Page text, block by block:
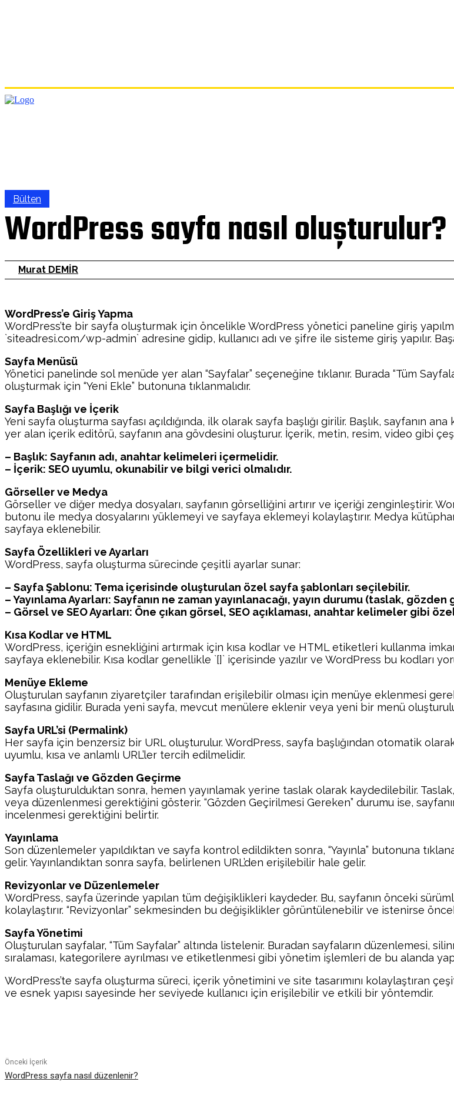
Bülten
WordPress sayfa nasıl oluşturulur?
Murat DEMİR
WordPress’e Giriş Yapma
WordPress’te bir sayfa oluşturmak için öncelikle WordPress yönetici paneline giriş
`siteadresi.com/wp-admin` adresine gidip, kullanıcı adı ve şifre ile sisteme giriş yapılır.
Sayfa Menüsü
Yönetici panelinde sol menüde yer alan “Sayfalar” seçeneğine tıklanır. Burada “Tüm
oluşturmak için “Yeni Ekle” butonuna tıklanmalıdır.
Sayfa Başlığı ve İçerik
Yeni sayfa oluşturma sayfası açıldığında, ilk olarak sayfa başlığı girilir. Başlık, sayfanın
yer alan içerik editörü, sayfanın ana gövdesini oluşturur. İçerik, metin, resim, video gibi
– Başlık: Sayfanın adı, anahtar kelimeleri içermelidir.
– İçerik: SEO uyumlu, okunabilir ve bilgi verici olmalıdır.
Görseller ve Medya
Görseller ve diğer medya dosyaları, sayfanın görselliğini artırır ve içeriği zenginleştirir.
butonu ile medya dosyalarını yüklemeyi ve sayfaya eklemeyi kolaylaştırır. Medya
sayfaya eklenebilir.
Sayfa Özellikleri ve Ayarları
WordPress, sayfa oluşturma sürecinde çeşitli ayarlar sunar:
– Sayfa Şablonu: Tema içerisinde oluşturulan özel sayfa şablonları seçilebilir.
– Yayınlama Ayarları: Sayfanın ne zaman yayınlanacağı, yayın durumu (taslak,
– Görsel ve SEO Ayarları: Öne çıkan görsel, SEO açıklaması, anahtar kelimeler gibi
Kısa Kodlar ve HTML
WordPress, içeriğin esnekliğini artırmak için kısa kodlar ve HTML etiketleri kullanma
sayfaya eklenebilir. Kısa kodlar genellikle `[]` içerisinde yazılır ve WordPress bu kodları
Menüye Ekleme
Oluşturulan sayfanın ziyaretçiler tarafından erişilebilir olması için menüye eklenmesi
sayfasına gidilir. Burada yeni sayfa, mevcut menülere eklenir veya yeni bir menü
Sayfa URL’si (Permalink)
Her sayfa için benzersiz bir URL oluşturulur. WordPress, sayfa başlığından otomatik
uyumlu, kısa ve anlamlı URL’ler tercih edilmelidir.
Sayfa Taslağı ve Gözden Geçirme
Sayfa oluşturulduktan sonra, hemen yayınlamak yerine taslak olarak kaydedilebilir.
veya düzenlenmesi gerektiğini gösterir. “Gözden Geçirilmesi Gereken” durumu ise,
incelenmesi gerektiğini belirtir.
Yayınlama
Son düzenlemeler yapıldıktan ve sayfa kontrol edildikten sonra, “Yayınla” butonuna
gelir. Yayınlandıktan sonra sayfa, belirlenen URL’den erişilebilir hale gelir.
Revizyonlar ve Düzenlemeler
WordPress, sayfa üzerinde yapılan tüm değişiklikleri kaydeder. Bu, sayfanın önceki
kolaylaştırır. “Revizyonlar” sekmesinden bu değişiklikler görüntülenebilir ve istenirse
Sayfa Yönetimi
Oluşturulan sayfalar, “Tüm Sayfalar” altında listelenir. Buradan sayfaların düzenlemesi,
sıralaması, kategorilere ayrılması ve etiketlenmesi gibi yönetim işlemleri de bu alanda
WordPress’te sayfa oluşturma süreci, içerik yönetimini ve site tasarımını kolaylaştıran
ve esnek yapısı sayesinde her seviyede kullanıcı için erişilebilir ve etkili bir yöntemdir.
Önceki İçerik
WordPress sayfa nasıl düzenlenir?